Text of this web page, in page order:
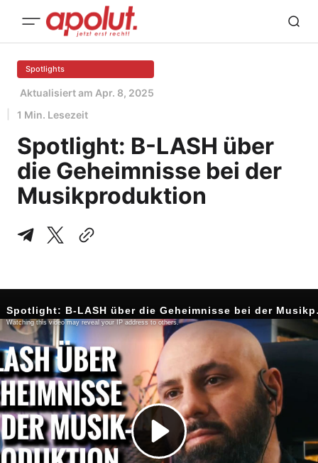
Spotlights
Aktualisiert am Apr. 8, 2025
1 Min. Lesezeit
Spotlight: B-LASH über
die Geheimnisse bei der
Musikproduktion